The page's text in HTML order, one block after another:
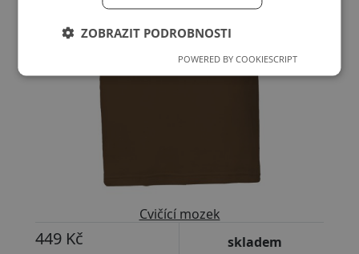
Cvičící mozek
449 Kč skladem
ZOBRAZIT PODROBNOSTI
POWERED BY COOKIESCRIPT